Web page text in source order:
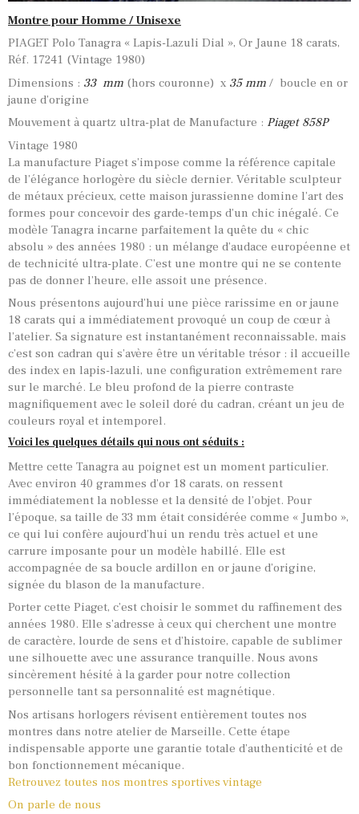
Montre pour Homme / Unisexe
PIAGET Polo Tanagra « Lapis-Lazuli Dial », Or Jaune 18 carats,
Réf. 17241 (Vintage 1980)
Dimensions : 33 mm (hors couronne) x 35 mm / boucle en or
jaune d’origine
Mouvement à quartz ultra-plat de Manufacture : Piaget 858P
Vintage 1980
La manufacture Piaget s’impose comme la référence capitale
de l’élégance horlogère du siècle dernier. Véritable sculpteur
de métaux précieux, cette maison jurassienne domine l’art des
formes pour concevoir des garde-temps d’un chic inégalé. Ce
modèle Tanagra incarne parfaitement la quête du « chic
absolu » des années 1980 : un mélange d’audace européenne et
de technicité ultra-plate. C’est une montre qui ne se contente
pas de donner l’heure, elle assoit une présence.
Nous présentons aujourd’hui une pièce rarissime en or jaune
18 carats qui a immédiatement provoqué un coup de cœur à
l’atelier. Sa signature est instantanément reconnaissable, mais
c’est son cadran qui s’avère être un véritable trésor : il accueille
des index en lapis-lazuli, une configuration extrêmement rare
sur le marché. Le bleu profond de la pierre contraste
magnifiquement avec le soleil doré du cadran, créant un jeu de
couleurs royal et intemporel.
Voici les quelques détails qui nous ont séduits :
Mettre cette Tanagra au poignet est un moment particulier.
Avec environ 40 grammes d’or 18 carats, on ressent
immédiatement la noblesse et la densité de l’objet. Pour
l’époque, sa taille de 33 mm était considérée comme « Jumbo »,
ce qui lui confère aujourd’hui un rendu très actuel et une
carrure imposante pour un modèle habillé. Elle est
accompagnée de sa boucle ardillon en or jaune d’origine,
signée du blason de la manufacture.
Porter cette Piaget, c’est choisir le sommet du raffinement des
années 1980. Elle s’adresse à ceux qui cherchent une montre
de caractère, lourde de sens et d’histoire, capable de sublimer
une silhouette avec une assurance tranquille. Nous avons
sincèrement hésité à la garder pour notre collection
personnelle tant sa personnalité est magnétique.
Nos artisans horlogers révisent entièrement toutes nos
montres dans notre atelier de Marseille. Cette étape
indispensable apporte une garantie totale d’authenticité et de
bon fonctionnement mécanique.
Retrouvez toutes nos montres sportives vintage
On parle de nous